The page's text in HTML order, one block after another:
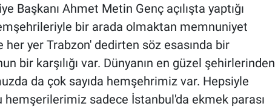
Başkanı Ahmet Metin Genç açılışta yaptığı
bir arada olmaktan memnuniyet
yer Trabzon' dedirten söz esasında bir
bir karşılığı var. Dünyanın en güzel şehirlerinden
da çok sayıda hemşehrimiz var. Hepsiyle
hemşerilerimiz sadece İstanbul'da ekmek parası